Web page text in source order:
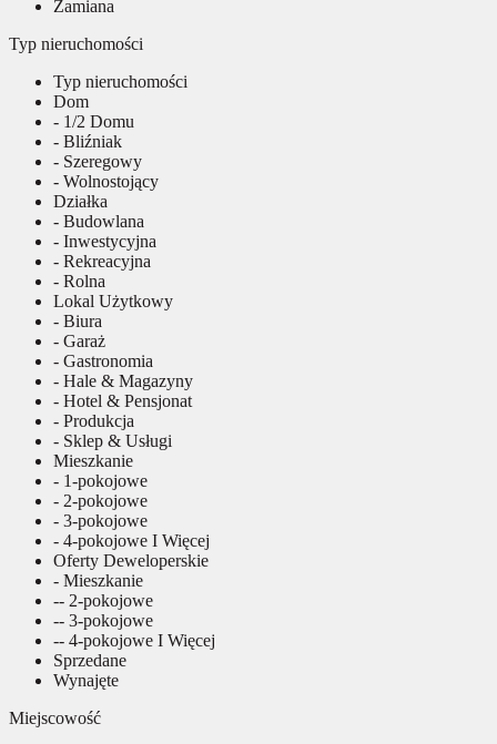
Zamiana
Typ nieruchomości
Typ nieruchomości
Dom
- 1/2 Domu
- Bliźniak
- Szeregowy
- Wolnostojący
Działka
- Budowlana
- Inwestycyjna
- Rekreacyjna
- Rolna
Lokal Użytkowy
- Biura
- Garaż
- Gastronomia
- Hale & Magazyny
- Hotel & Pensjonat
- Produkcja
- Sklep & Usługi
Mieszkanie
- 1-pokojowe
- 2-pokojowe
- 3-pokojowe
- 4-pokojowe I Więcej
Oferty Deweloperskie
- Mieszkanie
-- 2-pokojowe
-- 3-pokojowe
-- 4-pokojowe I Więcej
Sprzedane
Wynajęte
Miejscowość